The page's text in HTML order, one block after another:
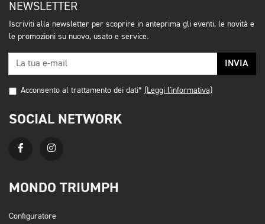
NEWSLETTER
Iscriviti alla newsletter per scoprire in anteprima gli eventi, le novità e
le promozioni su nuovo, usato e service.
INVIA
Acconsento al trattamento dei dati* (Leggi l'informativa)
SOCIAL NETWORK
MONDO TRIUMPH
Configuratore